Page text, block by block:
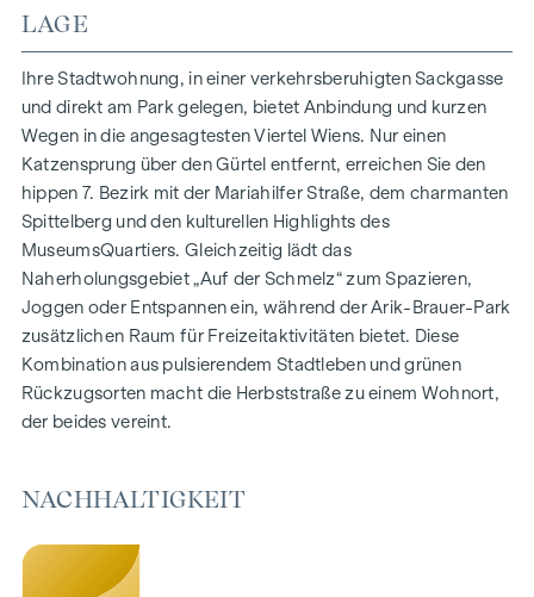
Wohnflächen von ca. 30 bis 130 m²
1- bis 4-Zimmerwohnungen
Gärten, Balkone, Loggien und Terrassen
Großzügige Raumhöhen
Tiefgaragenstellplätze | E-Mobilität
Innenhof Ruhelage
Photovoltaikanlage am Dach
Gemeinschaftsraum
ZUHAUSE ANKOMMEN
In der Herbststraße erwartet Sie ein einzigartiges
Wohngefühl, das Design und Geborgenheit auf
außergewöhnliche Weise vereint. Die hochwertige
stilvolles, modernes Leben abgestimmt. Edle Parkettböden
natürliche Behaglichkeit. Für zusätzlichen Komfort bieten
LAGE
Ihre Stadtwohnung, in einer verkehrsberuhigten Sackgasse
und direkt am Park gelegen, bietet Anbindung und kurzen
Wegen in die angesagtesten Viertel Wiens. Nur einen
Katzensprung über den Gürtel entfernt, erreichen Sie den
hippen 7. Bezirk mit der Mariahilfer Straße, dem charmanten
Spittelberg und den kulturellen Highlights des
MuseumsQuartiers. Gleichzeitig lädt das
Naherholungsgebiet „Auf der Schmelz“ zum Spazieren,
Joggen oder Entspannen ein, während der Arik-Brauer-Park
zusätzlichen Raum für Freizeitaktivitäten bietet. Diese
Kombination aus pulsierendem Stadtleben und grünen
Rückzugsorten macht die Herbststraße zu einem Wohnort,
der beides vereint.
NACHHALTIGKEIT